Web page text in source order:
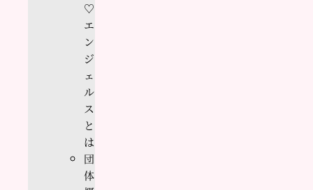
♡
エ
ン
ジ
ェ
ル
ス
と
は
団
体